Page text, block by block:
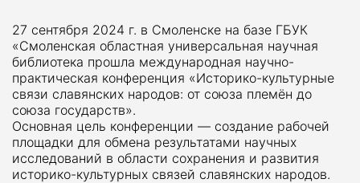
27 сентября 2024 г. в Смоленске на базе ГБУК
«Смоленская областная универсальная научная
библиотека прошла международная научно-
практическая конференция «Историко-культурные
связи славянских народов: от союза племён до
союза государств».
Основная цель конференции — создание рабочей
площадки для обмена результатами научных
исследований в области сохранения и развития
историко-культурных связей славянских народов.